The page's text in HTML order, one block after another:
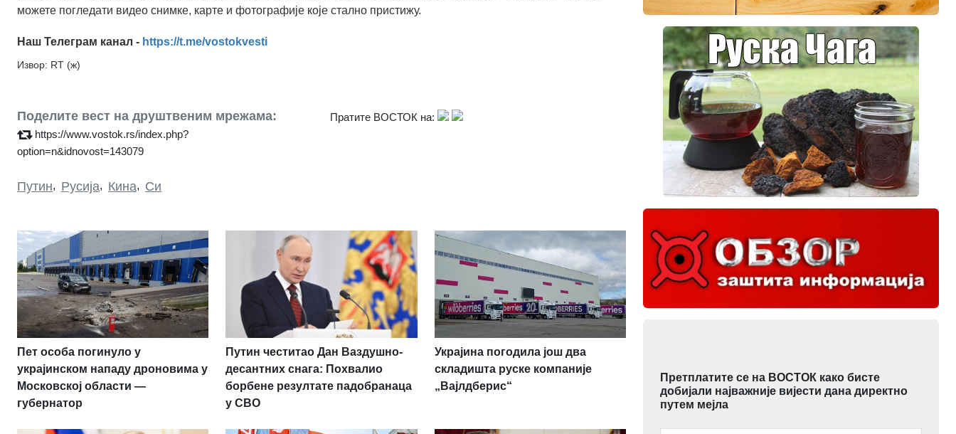
можете погледати видео снимке, карте и фотографије које стално пристижу.
Наш Телеграм канал - https://t.me/vostokvesti
Извор: RT (ж)
Поделите вест на друштвеним мрежама:
https://www.vostok.rs/index.php?
option=n&idnovost=143079
Пратите ВОСТОК на:
Путин, Русија, Кина, Си
Пет особа погинуло у
украјинском нападу дроновима у
Московској области —
губернатор
Путин честитао Дан Ваздушно-
десантних снага: Похвалио
борбене резултате падобранаца
у СВО
Украјина погодила још два
складишта руске компаније
„Вајлдберис“
Претплатите се на ВОСТОК како бисте
добијали најважније вијести дана директно
путем мејла